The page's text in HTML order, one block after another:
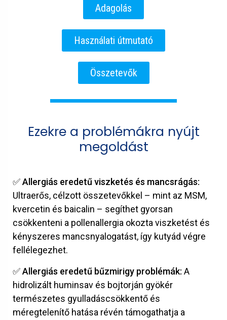
Adagolás
Használati útmutató
Összetevők
Ezekre a problémákra nyújt
megoldást
✅Allergiás eredetű viszketés és mancsrágás:
Ultraerős, célzott összetevőkkel – mint az MSM,
kvercetin és baicalin – segíthet gyorsan
csökkenteni a pollenallergia okozta viszketést és
kényszeres mancsnyalogatást, így kutyád végre
fellélegezhet.
✅ Allergiás eredetű bűzmirigy problémák: A
hidrolizált huminsav és bojtorján gyökér
természetes gyulladáscsökkentő és
méregtelenítő hatása révén támogathatja a